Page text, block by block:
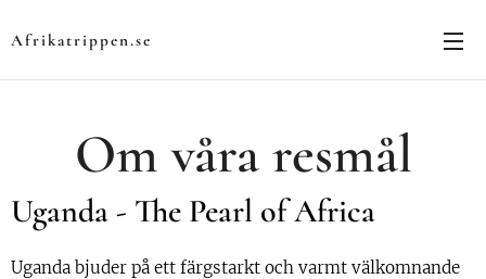
Afrikatrippen.se
Om våra resmål
Uganda - The Pearl of Africa
Uganda bjuder på ett färgstarkt och varmt välkomnande